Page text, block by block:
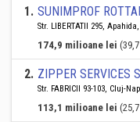
1. SUNIMPROF
Str. LIBERTATII 295,
174,9 milioane lei
2. ZIPPER SERVICES
Str. FABRICII 93-103, Cluj-
113,1 milioane lei